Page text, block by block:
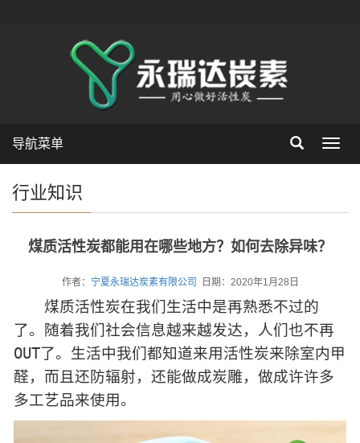
导航菜单
行业知识
煤质活性炭都能用在哪些地方？如何去除异味？
作者： 宁夏永瑞达炭素有限公司 日期：2020年1月28日
煤质活性炭在我们生活中是再熟悉不过的
了。随着我们社会信息越来越发达，人们也不再
OUT了。生活中我们都知道来用活性炭来除室内甲
醛，而且还防辐射，还能做成炭雕，做成许许多
多工艺品来使用。